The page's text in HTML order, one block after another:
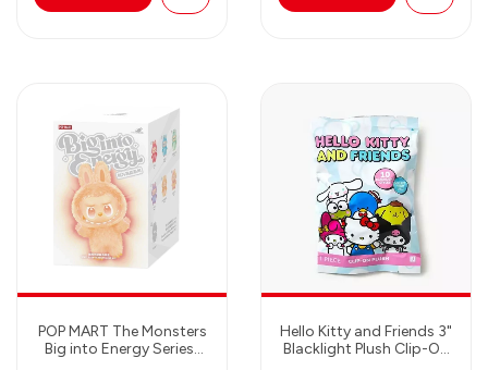
POP MART The Monsters
Big into Energy Series-
Hello Kitty and Friends 3"
Blacklight Plush Clip-On